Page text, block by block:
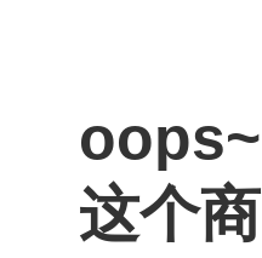
oops~
这个商